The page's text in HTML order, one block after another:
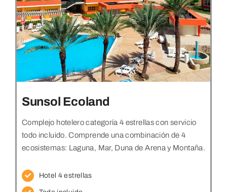
Sunsol Ecoland
Complejo hotelero categoría 4 estrellas con servicio
todo incluido. Comprende una combinación de 4
ecosistemas: Laguna, Mar, Duna de Arena y Montaña.
Hotel 4 estrellas